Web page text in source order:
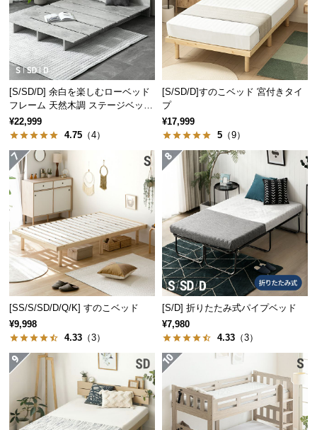
て
開
梱
設
置
サ
ー
ビ
ス
に
つ
て
搬
入
路
に
つ
い
返
品・
[S/SD/D] 余白を楽しむローベッド
フレーム 天然木調 ステージベッド
2口コンセントタイプ
¥22,999
4.75 （4）
[S/SD/D]すのこベッド 宮付きタイ
プ
¥17,999
5 （9）
[SS/S/SD/D/Q/K] すのこベッド
¥9,998
4.33 （3）
[S/D] 折りたたみ式パイプベッド
¥7,980
4.33 （3）